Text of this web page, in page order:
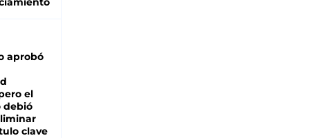
aprobó
el
debió
clave